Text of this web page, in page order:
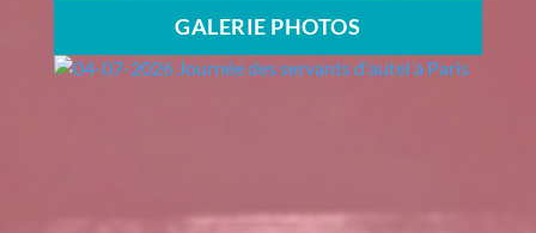
GALERIE PHOTOS